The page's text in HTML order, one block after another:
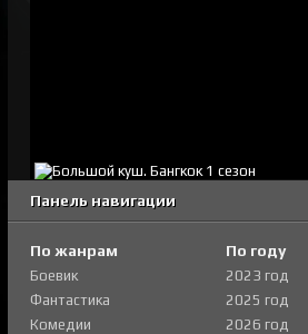
Панель навигации
По жанрам
Боевик
Фантастика
Комедии
По году
2023 год
2025 год
2026 год